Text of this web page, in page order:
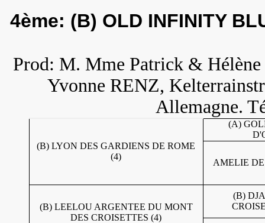
4ème: (B) OLD INFINITY
Prod: M. Mme Patrick &
Yvonne RENZ,
Allemagne.
(B) LYON DES GARDIENS DE ROME
(4)
(A)
AMELIE
(B) LEELOU ARGENTEE DU MONT
DES CROISETTES (4)
(B)